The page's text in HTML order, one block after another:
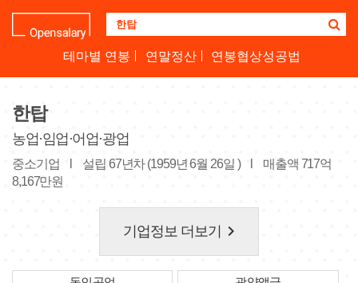
업
명
세
요
테마별 연봉 연말정산 연봉협상성공법
한탑
농업·임업·어업·광업
중소기업 설립 67년차 (1959년 6월 26일 )
매출액 717억
8,167만원
기업정보 더보기 keyboard_arrow_right